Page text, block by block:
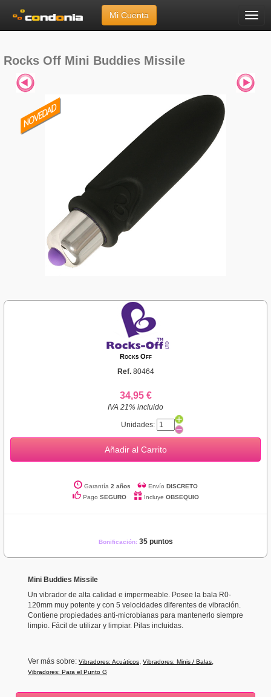
Menú
Mi Cuenta
»Mini Buddies Missile
Rocks Off Mini Buddies Missile
Rocks Off
Ref. 80464
34,95 €
IVA 21% incluido
Unidades:
Añadir al Carrito
Garantía 2 años Envío DISCRETO
Pago SEGURO Incluye OBSEQUIO
Bonificación: 35 puntos
Mini Buddies Missile
Un vibrador de alta calidad e impermeable. Posee la bala R0-
120mm muy potente y con 5 velocidades diferentes de vibración.
Contiene propiedades anti-microbianas para mantenerlo siempre
limpio. Fácil de utilizar y limpiar. Pilas incluidas.
Ver más sobre: Vibradores: Acuáticos, Vibradores: Minis / Balas,
Vibradores: Para el Punto G